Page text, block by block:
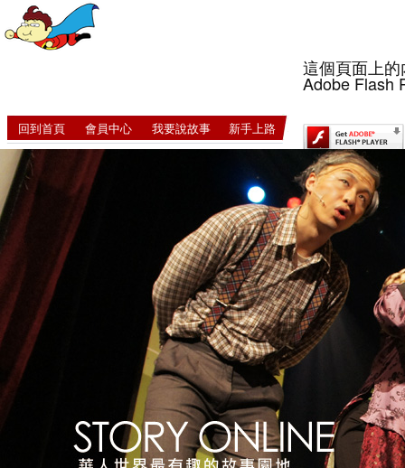
這個頁面上
Adobe Flash
回到首頁 會員中心 我要說故事 新手上路